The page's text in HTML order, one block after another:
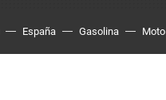
España Gasolina Moto